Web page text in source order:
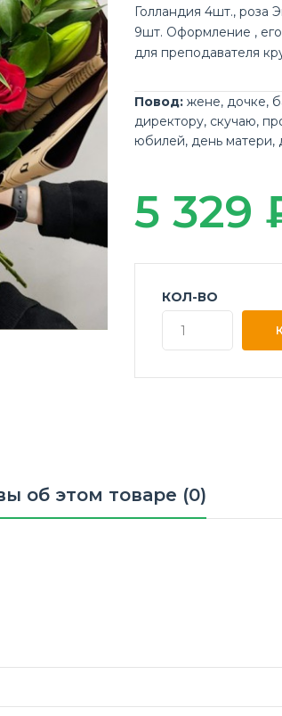
Голландия 4шт., роза
9шт. Оформление ,
для преподавателя
Повод: жене, дочке,
директору, скучаю,
юбилей, день матери,
5 329
КОЛ-ВО
об этом товаре (0)